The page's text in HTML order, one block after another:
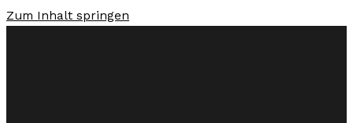
Zum Inhalt springen